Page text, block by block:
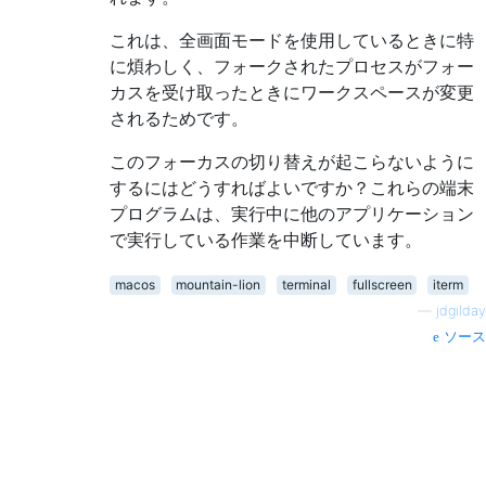
これは、全画面モードを使用しているときに特
に煩わしく、フォークされたプロセスがフォー
カスを受け取ったときにワークスペースが変更
されるためです。
このフォーカスの切り替えが起こらないように
するにはどうすればよいですか？これらの端末
プログラムは、実行中に他のアプリケーション
で実行している作業を中断しています。
macos mountain-lion terminal fullscreen
iterm
jdgilday
ソース